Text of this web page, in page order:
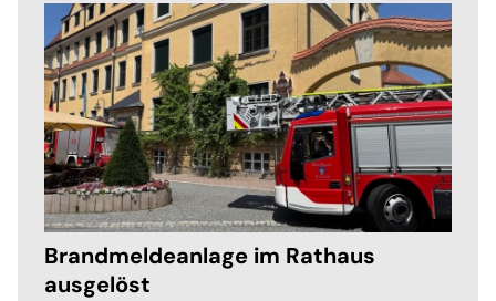
Brandmeldeanlage im Rathaus
ausgelöst